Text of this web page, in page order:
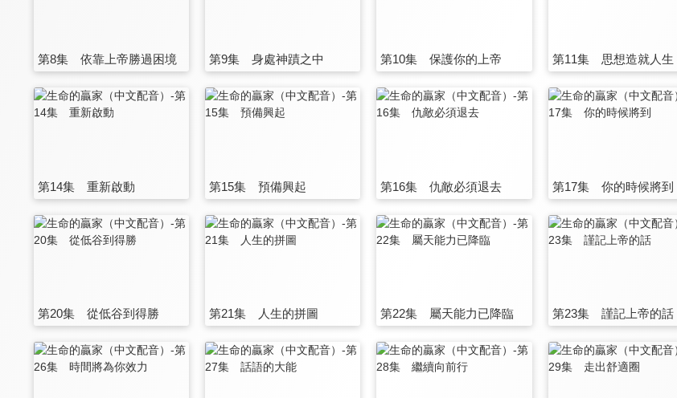
第8集 依靠上帝勝過困境 第9集 身處神蹟之中 第10集 保護你的上帝 第11集 思想造就人生
第14集 重新啟動 第15集 預備興起 第16集 仇敵必須退去 第17集 你的時候將到
第20集 從低谷到得勝 第21集 人生的拼圖 第22集 屬天能力已降臨 第23集 謹記上帝的話